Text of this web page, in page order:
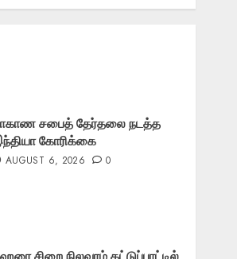
சபைத் தேர்தலை நடத்த
கோரிக்கை
AUGUST 6, 2026 0